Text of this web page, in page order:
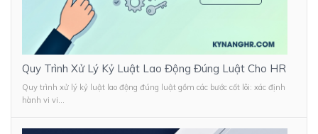
Quy Trình Xử Lý Kỷ Luật Lao Động Đúng Luật Cho HR
Quy trình xử lý kỷ luật lao động đúng luật gồm các bước cốt lõi: xác định
hành vi vi...